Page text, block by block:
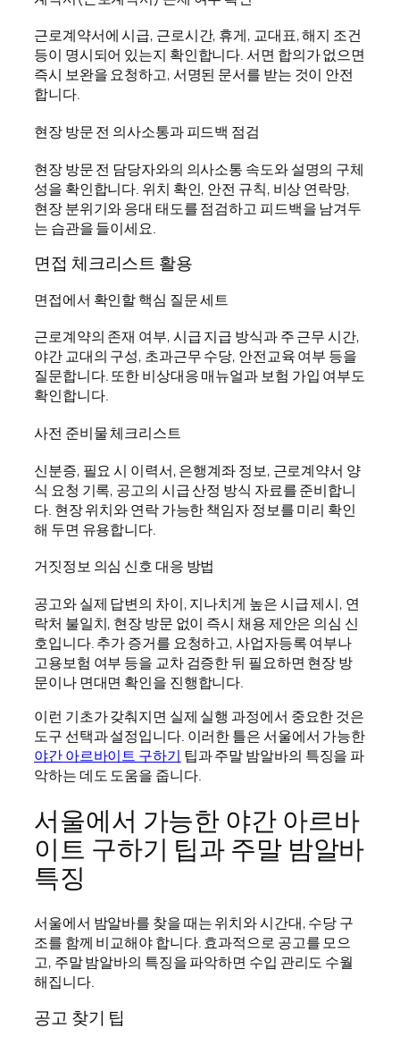
근로계약서에 시급, 근로시간, 휴게, 교대표, 해지 조건
등이 명시되어 있는지 확인합니다. 서면 합의가 없으면
즉시 보완을 요청하고, 서명된 문서를 받는 것이 안전
합니다.
현장 방문 전 의사소통과 피드백 점검
현장 방문 전 담당자와의 의사소통 속도와 설명의 구체
성을 확인합니다. 위치 확인, 안전 규칙, 비상 연락망,
현장 분위기와 응대 태도를 점검하고 피드백을 남겨두
는 습관을 들이세요.
면접 체크리스트 활용
면접에서 확인할 핵심 질문 세트
근로계약의 존재 여부, 시급 지급 방식과 주 근무 시간,
야간 교대의 구성, 초과근무 수당, 안전교육 여부 등을
질문합니다. 또한 비상대응 매뉴얼과 보험 가입 여부도
확인합니다.
사전 준비물 체크리스트
신분증, 필요 시 이력서, 은행계좌 정보, 근로계약서 양
식 요청 기록, 공고의 시급 산정 방식 자료를 준비합니
다. 현장 위치와 연락 가능한 책임자 정보를 미리 확인
해 두면 유용합니다.
거짓정보 의심 신호 대응 방법
공고와 실제 답변의 차이, 지나치게 높은 시급 제시, 연
락처 불일치, 현장 방문 없이 즉시 채용 제안은 의심 신
호입니다. 추가 증거를 요청하고, 사업자등록 여부나
고용보험 여부 등을 교차 검증한 뒤 필요하면 현장 방
문이나 면대면 확인을 진행합니다.
이런 기초가 갖춰지면 실제 실행 과정에서 중요한 것은
도구 선택과 설정입니다. 이러한 틀은 서울에서 가능한
야간 아르바이트 구하기 팁과 주말 밤알바의 특징을 파
악하는 데도 도움을 줍니다.
서울에서 가능한 야간 아르바
이트 구하기 팁과 주말 밤알바
특징
서울에서 밤알바를 찾을 때는 위치와 시간대, 수당 구
조를 함께 비교해야 합니다. 효과적으로 공고를 모으
고, 주말 밤알바의 특징을 파악하면 수입 관리도 수월
해집니다.
공고 찾기 팁